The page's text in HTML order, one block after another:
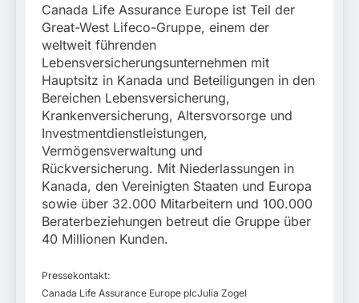
Canada Life Assurance Europe ist Teil der
Great-West Lifeco-Gruppe, einem der
weltweit führenden
Lebensversicherungsunternehmen mit
Hauptsitz in Kanada und Beteiligungen in den
Bereichen Lebensversicherung,
Krankenversicherung, Altersvorsorge und
Investmentdienstleistungen,
Vermögensverwaltung und
Rückversicherung. Mit Niederlassungen in
Kanada, den Vereinigten Staaten und Europa
sowie über 32.000 Mitarbeitern und 100.000
Beraterbeziehungen betreut die Gruppe über
40 Millionen Kunden.
Pressekontakt:
Canada Life Assurance Europe plcJulia Zogel